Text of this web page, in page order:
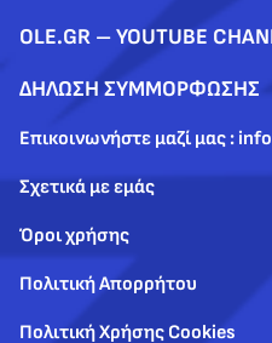
OLE.GR – YOUTUBE
ΔΗΛΩΣΗ ΣΥΜΜΟΡΦΩΣΗΣ
Επικοινωνήστε μαζί μας :
Σχετικά με εμάς
Όροι χρήσης
Πολιτική Απορρήτου
Πολιτική Χρήσης Cookies